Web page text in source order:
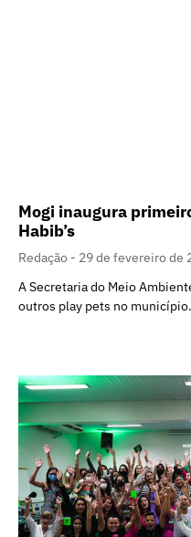
Mogi inaugura
Habib’s
Redação
29 de fevereiro de
A Secretaria do Meio
outros play pets no município.